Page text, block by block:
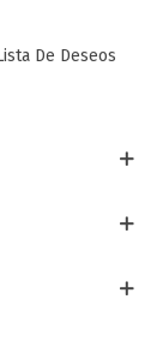
De Deseos